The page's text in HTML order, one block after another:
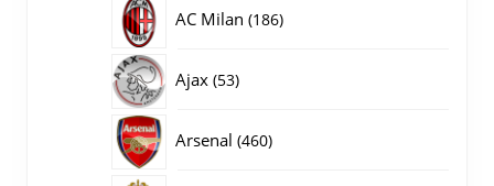
AC Milan 186186
Ajax 5353
Arsenal 460460